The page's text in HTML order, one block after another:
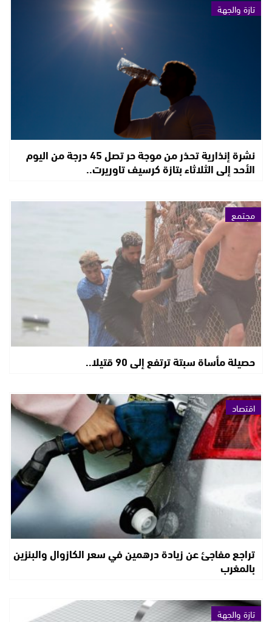
تازة والجهة
نشرة إنذارية تحذر من موجة حر تصل 45 درجة من اليوم
الأحد إلى الثلاثاء بتازة كرسيف تاوريرت..
مجتمع
حصيلة مأساة سبتة ترتفع إلى 90 قتيلا..
اقتصاد
تراجع مفاجئ عن زيادة درهمين في سعر الكازوال والبنزين
بالمغرب
تازة والجهة